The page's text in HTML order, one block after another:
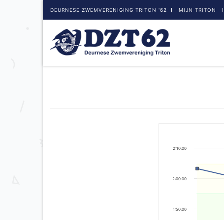
DEURNESE ZWEMVERENIGING TRITON '62 MIJN TRITON
1:50.00
2:00.00
2:10.00